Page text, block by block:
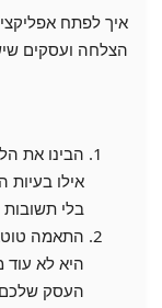
איך לפתח
הצלחה ועסקים
הבינו את
אילו
בלי
התאמה
היא לא עוד
העסק